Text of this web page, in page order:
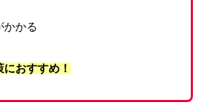
かかる
おすすめ！